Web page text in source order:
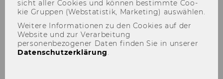
sicht aller Coo­kies und kön­nen be­stimm­te Coo­
kie Grup­pen (Web­sta­tis­tik, Mar­ke­ting) aus­wäh­len.
Weitere Informationen zu den Cookies auf der
Website und zur Verarbeitung
personenbezogener Daten finden Sie in unserer
Datenschutzerklärung